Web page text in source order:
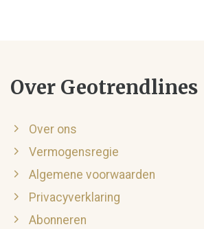
Over Geotrendlines
Over ons
Vermogensregie
Algemene voorwaarden
Privacyverklaring
Abonneren